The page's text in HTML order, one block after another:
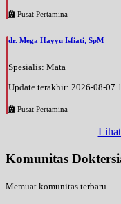
Pusat Pertamina
dr. Mega Hayyu Isfiati, SpM
Spesialis: Mata
Update terakhir: 2026-08-07
Pusat Pertamina
Komunitas
Memuat komunitas terbaru...